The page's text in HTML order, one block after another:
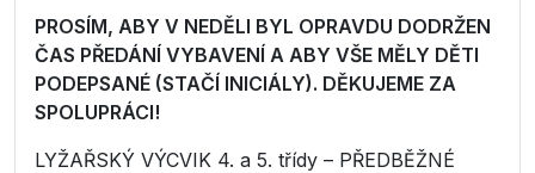
PROSÍM, ABY V NEDĚLI BYL OPRAVDU DODRŽEN
ČAS PŘEDÁNÍ VYBAVENÍ A ABY VŠE MĚLY DĚTI
PODEPSANÉ (STAČÍ INICIÁLY). DĚKUJEME ZA
SPOLUPRÁCI!
LYŽAŘSKÝ VÝCVIK 4. a 5. třídy – PŘEDBĚŽNÉ